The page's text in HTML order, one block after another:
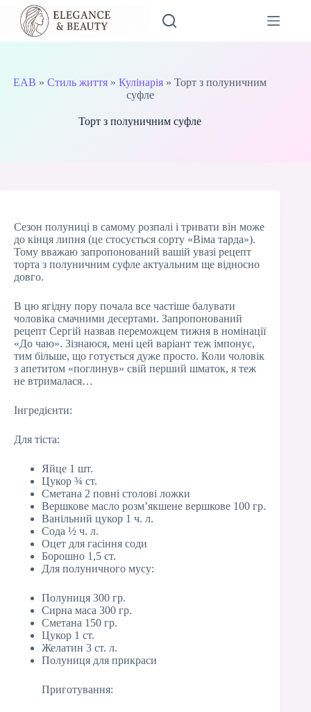
Перейти
вмісту
EAB »Стиль життя »Кулінарія »Торт з полуничним
суфле
Торт з полуничним суфле
Сезон полуниці в самому розпалі і тривати він може
до кінця липня (це стосується сорту «Віма тарда»).
Тому вважаю запропонований вашій увазі рецепт
торта з полуничним суфле актуальним ще відносно
довго.
В цю ягідну пору почала все частіше балувати
чоловіка смачними десертами. Запропонований
рецепт Сергій назвав переможцем тижня в номінації
«До чаю». Зізнаюся, мені цей варіант теж імпонує,
тим більше, що готується дуже просто. Коли чоловік
з апетитом «поглинув» свій перший шматок, я теж
не втрималася…
Інгредієнти:
Для тіста:
Яйце 1 шт.
Цукор ¾ ст.
Сметана 2 повні столові ложки
Вершкове масло розм’якшене вершкове 100 гр.
Ванільний цукор 1 ч. л.
Сода ½ ч. л.
Оцет для гасіння соди
Борошно 1,5 ст.
Для полуничного мусу:
Полуниця 300 гр.
Сирна маса 300 гр.
Сметана 150 гр.
Цукор 1 ст.
Желатин 3 ст. л.
Полуниця для прикраси
Приготування: